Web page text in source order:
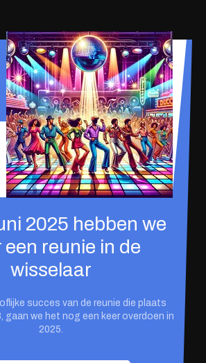
2025 hebben we
een reunie in de
wisselaar
succes van de reunie die plaats
gaan we het nog een keer overdoen in
2025.